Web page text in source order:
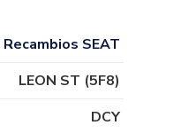
Recambios SEAT
LEON ST (5F8)
DCY